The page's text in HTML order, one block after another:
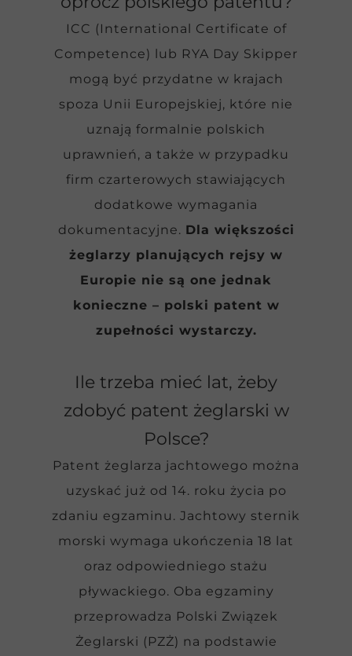
ICC (International Certificate of
Competence) lub RYA Day Skipper
mogą być przydatne w krajach
spoza Unii Europejskiej, które nie
uznają formalnie polskich
uprawnień, a także w przypadku
firm czarterowych stawiających
dodatkowe wymagania
dokumentacyjne. Dla większości
żeglarzy planujących rejsy w
Europie nie są one jednak
konieczne – polski patent w
zupełności wystarczy.
Ile trzeba mieć lat, żeby
zdobyć patent żeglarski w
Polsce?
Patent żeglarza jachtowego można
uzyskać już od 14. roku życia po
zdaniu egzaminu. Jachtowy sternik
morski wymaga ukończenia 18 lat
oraz odpowiedniego stażu
pływackiego. Oba egzaminy
przeprowadza Polski Związek
Żeglarski (PZŻ) na podstawie